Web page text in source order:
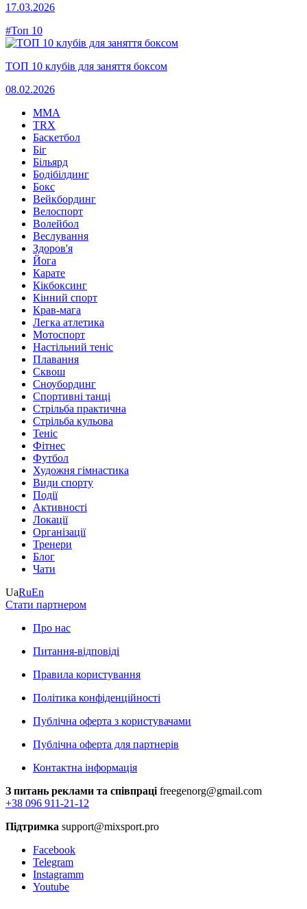
17.03.2026
#Топ 10
ТОП 10 клубів для заняття боксом
08.02.2026
MMA
TRX
Баскетбол
Біг
Більярд
Бодібілдинг
Бокс
Вейкбординг
Велоспорт
Волейбол
Веслування
Здоров'я
Йога
Карате
Кікбоксинг
Кінний спорт
Крав-мага
Легка атлетика
Мотоспорт
Настільний теніс
Плавання
Сквош
Сноубординг
Спортивні танці
Стрільба практична
Стрільба кульова
Теніс
Фітнес
Футбол
Художня гімнастика
Види спорту
Події
Активності
Локації
Організації
Тренери
Блог
Чати
UaRuEn
Стати партнером
Про нас
Питання-відповіді
Правила користування
Політика конфіденційності
Публічна оферта з користувачами
Публічна оферта для партнерів
Контактна інформація
З питань реклами та співпраці freegenorg@gmail.com
+38 096 911-21-12
Підтримка support@mixsport.pro
Facebook
Telegram
Instagramm
Youtube